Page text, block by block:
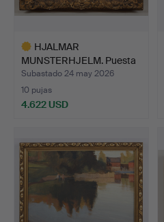
HJALMAR
MUNSTERHJELM. Puesta
de sol, firma…
Subastado 24 may 2026
10 pujas
4.622 USD